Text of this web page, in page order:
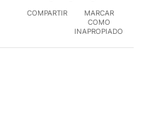
COMPARTIR
MARCAR
COMO
INAPROPIADO